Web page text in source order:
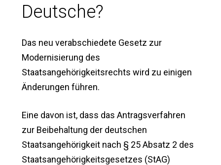
Deutsche?
Das neu verabschiedete Gesetz zur
Modernisierung des
Staatsangehörigkeitsrechts wird zu einigen
Änderungen führen.
Eine davon ist, dass das Antragsverfahren
zur Beibehaltung der deutschen
Staatsangehörigkeit nach § 25 Absatz 2 des
Staatsangehörigkeitsgesetzes (StAG)